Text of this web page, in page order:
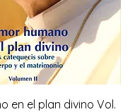
en el plan divino Vol.